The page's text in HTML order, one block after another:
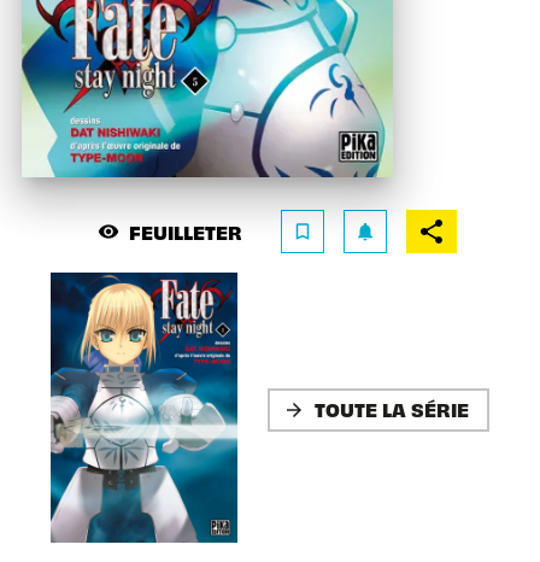
visibility FEUILLETER bookmark_border notifications
arrow_forward TOUTE LA SÉRIE